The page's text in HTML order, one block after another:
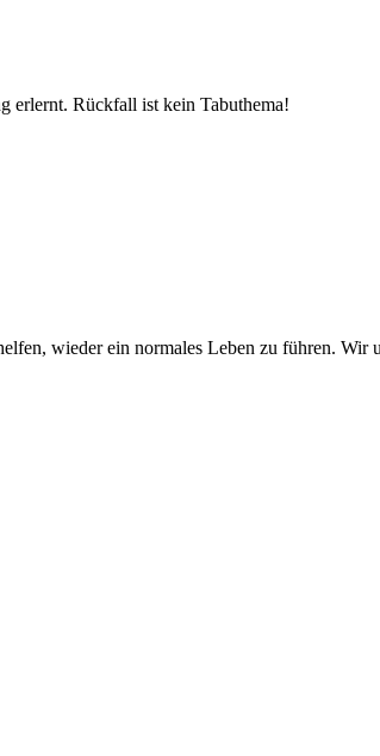
erlernt. Rückfall ist kein Tabuthema!
wieder ein normales Leben zu führen.